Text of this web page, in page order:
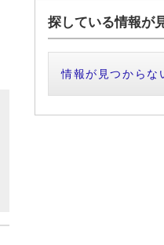
探している情報が
情報が見つからな